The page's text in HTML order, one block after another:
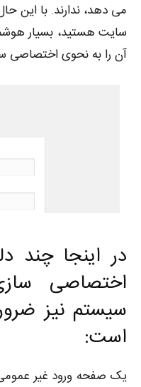
می دهد، ندارند. با این
سایت هستید، بسیار
آن را به نحوی اختصاصی
در اینجا چند
اختصاصی
سیستم نیز
است:
یک صفحه ورود غیر